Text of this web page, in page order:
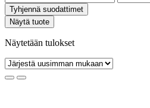
Tyhjennä suodattimet
Näytä tuote
Näytetään tulokset